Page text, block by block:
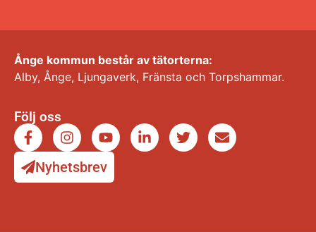
Ånge kommun består av tätorterna:
Alby, Ånge, Ljungaverk, Fränsta och Torpshammar.
Följ oss
Nyhetsbrev